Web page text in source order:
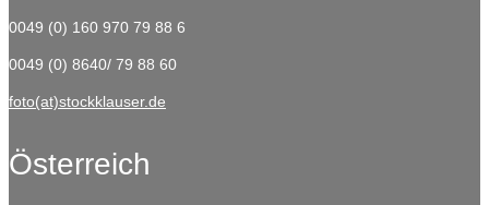
0049 (0) 160 970 79 88 6
0049 (0) 8640/ 79 88 60
foto(at)stockklauser.de
Österreich